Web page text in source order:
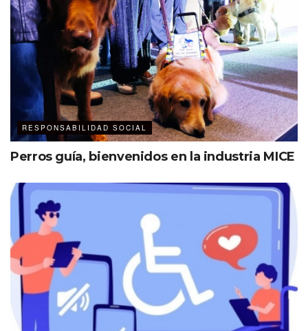
RESPONSABILIDAD SOCIAL
Perros guía, bienvenidos en la industria MICE